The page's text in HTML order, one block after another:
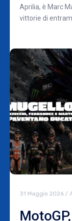
Aprilia, è Marc
vittorie di
31 Maggio 2026 /